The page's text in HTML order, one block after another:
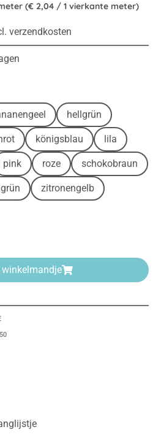
(€ 2,04 / 1 vierkante meter)
verzendkosten
hellgrün
königsblau lila
pink roze schokobraun
zitronengelb
Voer de gewenste
winkelmandje